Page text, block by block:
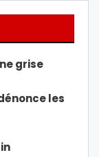
grise
les